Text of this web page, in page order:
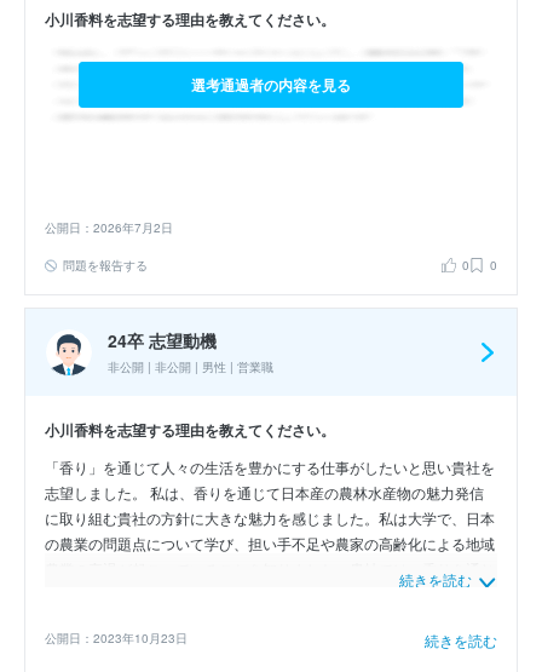
小川香料を志望する理由を教えてください。
選考通過者の内容を見る
公開日：2026年7月2日
問題を報告する 0 0
24卒 志望動機
非公開 | 非公開 | 男性 | 営業職
小川香料を志望する理由を教えてください。
「香り」を通じて人々の生活を豊かにする仕事がしたいと思い貴社を
志望しました。 私は、香りを通じて日本産の農林水産物の魅力発信
に取り組む貴社の方針に大きな魅力を感じました。私は大学で、日本
の農業の問題点について学び、担い手不足や農家の高齢化による地域
て農林水産物の魅力を発信し、地域活性化に貢献する取り組みを行っ
林水産物を活用した香料製品の開発を行っている点に魅力を感じ、こ
続きを読む
公開日：2023年10月23日 続きを読む